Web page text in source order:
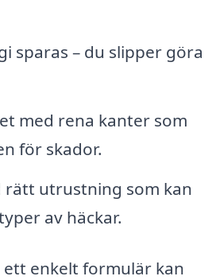
sparas – du slipper göra
med rena kanter som
för skador.
rätt utrustning som kan
av häckar.
ett enkelt formulär kan